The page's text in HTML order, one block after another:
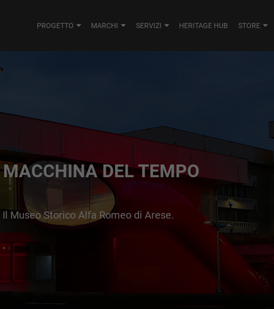
PROGETTO MARCHI SERVIZI HERITAGE HUB STORE
DEL TEMPO
Il Museo Storico Alfa Romeo di Arese.